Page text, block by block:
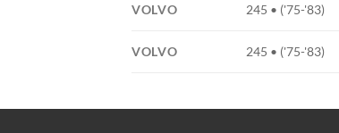
VOLVO 245 • ('75-'83)
VOLVO 245 • ('75-'83)